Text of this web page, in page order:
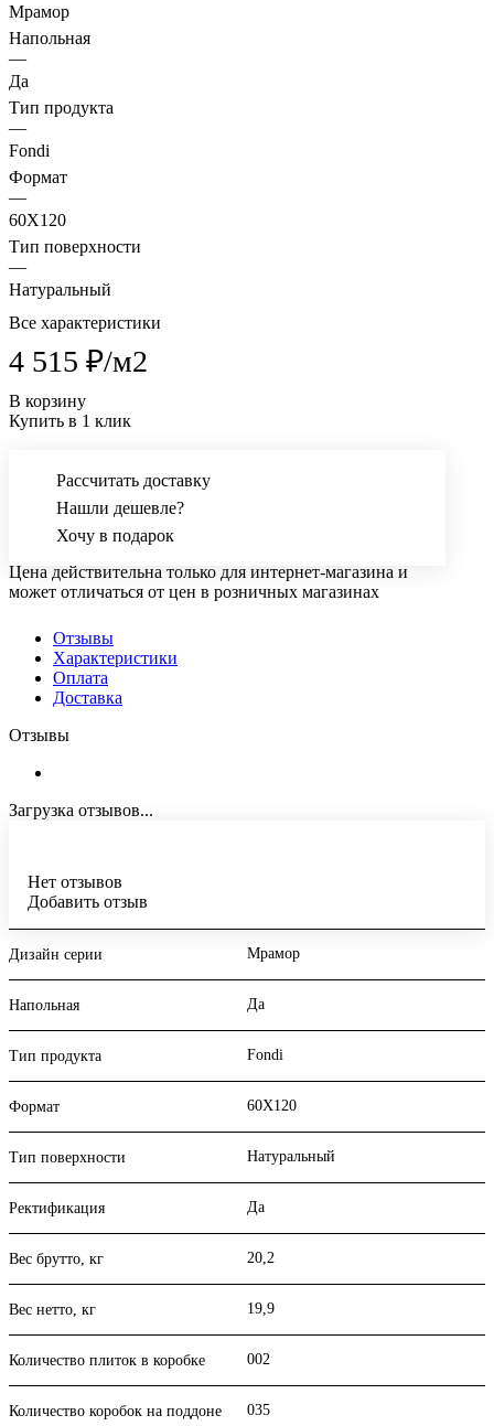
Мрамор
Напольная
—
Да
Тип продукта
—
Fondi
Формат
—
60X120
Тип поверхности
—
Натуральный
Все характеристики
4 515 ₽/м2
В корзину
Купить в 1 клик
Рассчитать доставку
Нашли дешевле?
Хочу в подарок
Цена действительна только для интернет-магазина и
может отличаться от цен в розничных магазинах
Отзывы
Характеристики
Оплата
Доставка
Отзывы
Загрузка отзывов...
Нет отзывов
Добавить отзыв
Дизайн серии Мрамор
Напольная Да
Тип продукта Fondi
Формат 60X120
Тип поверхности Натуральный
Ректификация Да
Вес брутто, кг 20,2
Вес нетто, кг 19,9
Количество плиток в коробке 002
Количество коробок на поддоне 035